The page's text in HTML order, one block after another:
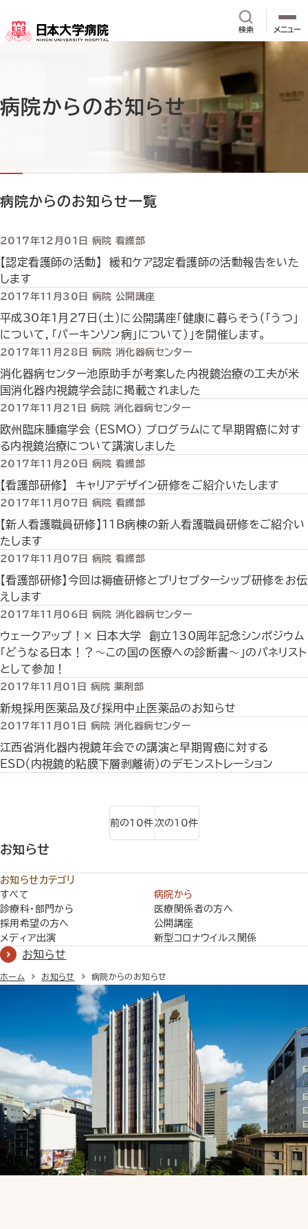
検索サイト内検
メニュー
病院からのお知らせ
病院からのお知らせ一覧
2017年12月01日 病院 看護部
【認定看護師の活動】 緩和ケア認定看護師の活動報告をいた
します
2017年11月30日 病院 公開講座
平成30年1月27日（土）に公開講座「健康に暮らそう（「うつ」
について，「パーキンソン病」について）」を開催します。
2017年11月28日 病院 消化器病センター
消化器病センター池原助手が考案した内視鏡治療の工夫が米
国消化器内視鏡学会誌に掲載されました
2017年11月21日 病院 消化器病センター
欧州臨床腫瘍学会 (ESMO) プログラムにて早期胃癌に対す
る内視鏡治療について講演しました
2017年11月20日 病院 看護部
【看護部研修】 キャリアデザイン研修をご紹介いたします
2017年11月07日 病院 看護部
【新人看護職員研修】１１B病棟の新人看護職員研修をご紹介い
たします
2017年11月07日 病院 看護部
【看護部研修】今回は褥瘡研修とプリセプターシップ研修をお伝
えします
2017年11月06日 病院 消化器病センター
ウェークアップ！× 日本大学 創立130周年記念シンポジウム
「どうなる日本！？〜この国の医療への診断書〜」のパネリスト
として参加！
2017年11月01日 病院 薬剤部
新規採用医薬品及び採用中止医薬品のお知らせ
2017年11月01日 病院 消化器病センター
江西省消化器内視鏡年会での講演と早期胃癌に対する
ESD（内視鏡的粘膜下層剥離術）のデモンストレーション
前の10件次の10件
お知らせ
お知らせカテゴリ
すべて
病院から
診療科・部門から
医療関係者の方へ
採用希望の方へ
公開講座
メディア出演
新型コロナウイルス関係
お知らせ
ホーム お知らせ 病院からのお知らせ